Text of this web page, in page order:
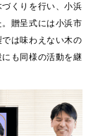
trending_flat
くりを行い、小浜
贈呈式には小浜市
は味わえない木の
も同様の活動を継